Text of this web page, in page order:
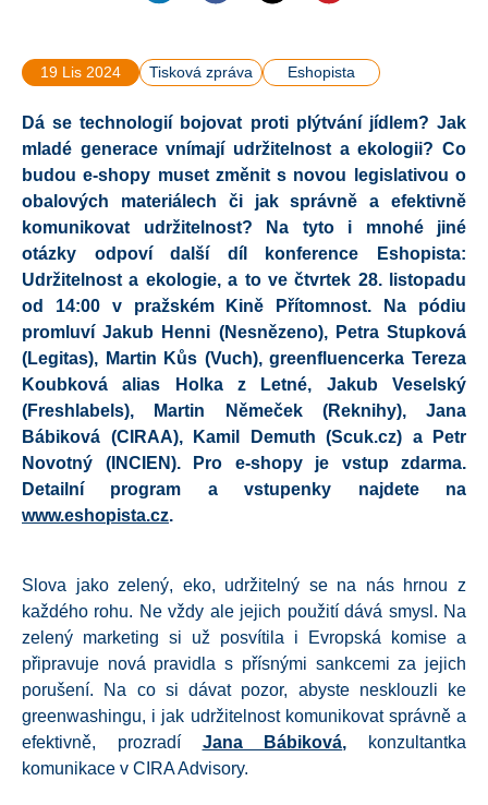
19 Lis 2024 Tisková zpráva Eshopista
Dá se technologií bojovat proti plýtvání jídlem? Jak
mladé generace vnímají udržitelnost a ekologii? Co
budou e-shopy muset změnit s novou legislativou o
obalových materiálech či jak správně a efektivně
komunikovat udržitelnost? Na tyto i mnohé jiné
otázky odpoví další díl konference Eshopista:
Udržitelnost a ekologie, a to ve čtvrtek 28. listopadu
od 14:00 v pražském Kině Přítomnost. Na pódiu
promluví Jakub Henni (Nesnězeno), Petra Stupková
(Legitas), Martin Kůs (Vuch), greenfluencerka Tereza
Koubková alias Holka z Letné, Jakub Veselský
(Freshlabels), Martin Němeček (Reknihy), Jana
Bábiková (CIRAA), Kamil Demuth (Scuk.cz) a Petr
Novotný (INCIEN). Pro e-shopy je vstup zdarma.
Detailní program a vstupenky najdete na
www.eshopista.cz.
Slova jako zelený, eko, udržitelný se na nás hrnou z
každého rohu. Ne vždy ale jejich použití dává smysl. Na
zelený marketing si už posvítila i Evropská komise a
připravuje nová pravidla s přísnými sankcemi za jejich
porušení. Na co si dávat pozor, abyste nesklouzli ke
greenwashingu, i jak udržitelnost komunikovat správně a
efektivně, prozradí Jana Bábiková,
konzultantka
komunikace v CIRA Advisory.